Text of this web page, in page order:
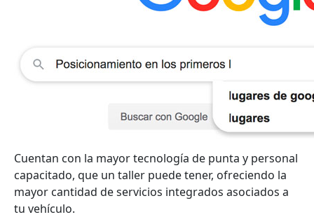
Cuentan con la mayor tecnología de punta y personal
capacitado, que un taller puede tener, ofreciendo la
mayor cantidad de servicios integrados asociados a
tu vehículo.